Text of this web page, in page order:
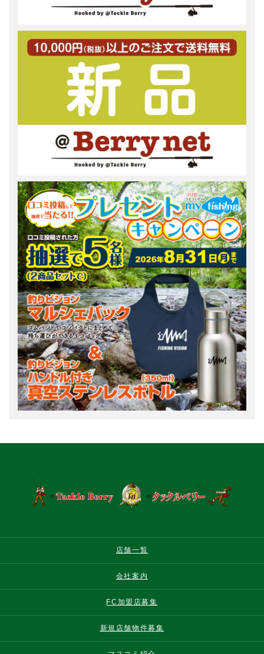
店舗一覧
会社案内
FC加盟店募集
新規店舗物件募集